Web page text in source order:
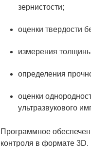
зернистости;
оценки твердости
измерения
определения
оценки
ультразвукового
Программное
контроля в формате